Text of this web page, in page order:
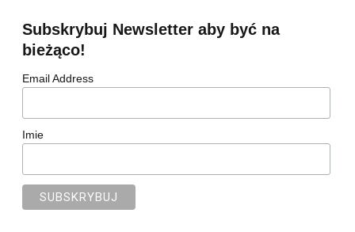
Subskrybuj Newsletter aby być na
bieżąco!
Email Address
Imie